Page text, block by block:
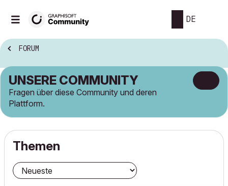
DE
FORUM
UNSERE COMMUNITY
Fragen über diese Community und deren
Plattform.
Themen